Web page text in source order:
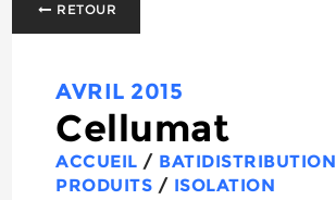
RETOUR
AVRIL 2015
Cellumat
ACCUEIL / BATIDISTRIBUTION
PRODUITS / ISOLATION